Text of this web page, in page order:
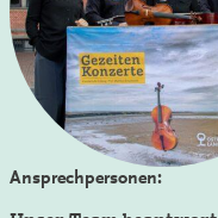
Ansprechpersonen: